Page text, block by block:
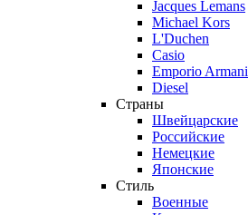
Jacques Lemans
Michael Kors
L'Duchen
Casio
Emporio Armani
Diesel
Страны
Швейцарские
Российские
Немецкие
Японские
Стиль
Военные